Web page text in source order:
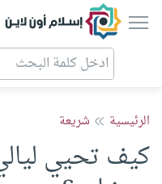
إسلام أون لاين
الرئيسية شريعة
كيف تحيي